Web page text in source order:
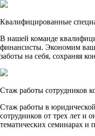
Квалифицированные
В нашей команде
финансисты. Экономим
заботы на себя, сохраняя
Стаж работы сотрудников
Стаж работы в
сотрудников от трех лет и
тематических семинарах